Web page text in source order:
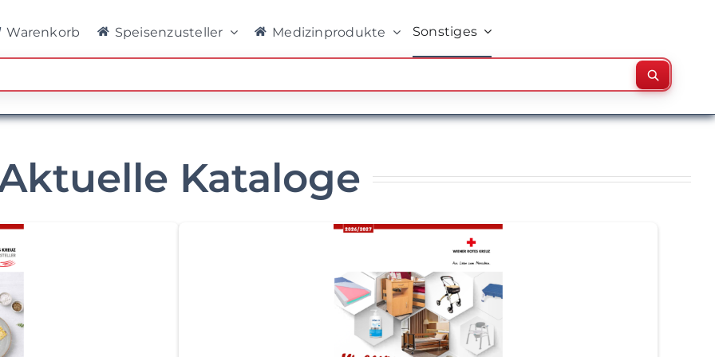
Warenkorb Speisenzusteller Medizinprodukte Sonstiges
Suchen
Kataloge